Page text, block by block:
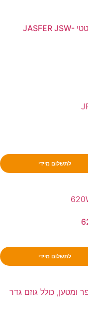
מטאטא|מסרק|מבריש| חשמלי לדשא סינטטי JASFER JSW-
לתשלום מיידי
לתשלום מיידי